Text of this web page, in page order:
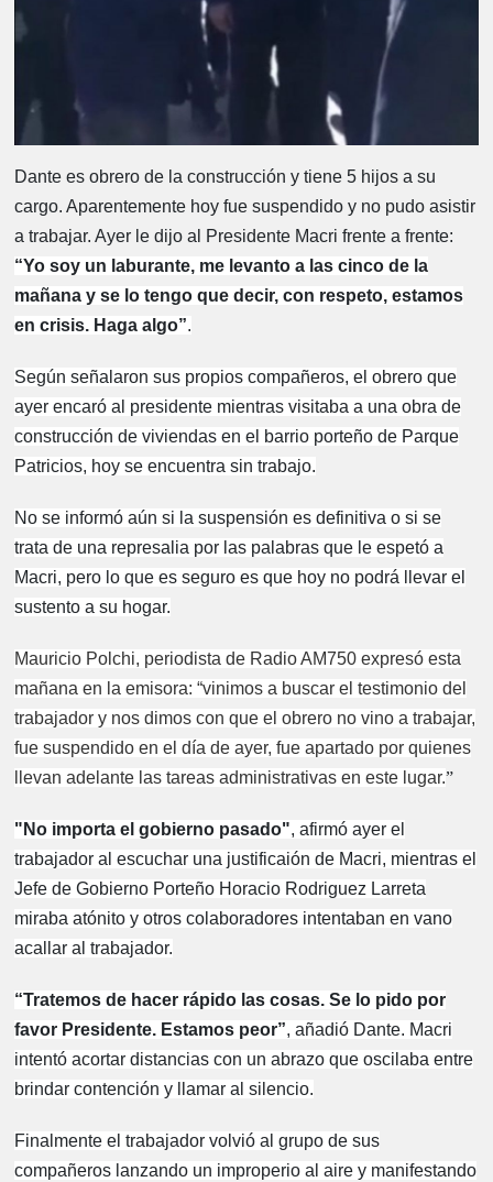
Dante es obrero de la construcción y tiene 5 hijos a su
cargo. Aparentemente hoy fue suspendido y no pudo asistir
a trabajar. Ayer le dijo al Presidente Macri frente a frente:
“Yo soy un laburante, me levanto a las cinco de la
mañana y se lo tengo que decir, con respeto, estamos
en crisis. Haga algo”.
Según señalaron sus propios compañeros, el obrero que
ayer encaró al presidente mientras visitaba a una obra de
construcción de viviendas en el barrio porteño de Parque
Patricios, hoy se encuentra sin trabajo.
No se informó aún si la suspensión es definitiva o si se
trata de una represalia por las palabras que le espetó a
Macri, pero lo que es seguro es que hoy no podrá llevar el
sustento a su hogar.
Mauricio Polchi, periodista de Radio AM750 expresó esta
mañana en la emisora: “vinimos a buscar el testimonio del
trabajador y nos dimos con que el obrero no vino a trabajar,
fue suspendido en el día de ayer, fue apartado por quienes
llevan adelante las tareas administrativas en este lugar.”
"No importa el gobierno pasado", afirmó ayer el
trabajador al escuchar una justificaión de Macri, mientras el
Jefe de Gobierno Porteño Horacio Rodriguez Larreta
miraba atónito y otros colaboradores intentaban en vano
acallar al trabajador.
“Tratemos de hacer rápido las cosas. Se lo pido por
favor Presidente. Estamos peor”, añadió Dante. Macri
intentó acortar distancias con un abrazo que oscilaba entre
brindar contención y llamar al silencio.
Finalmente el trabajador volvió al grupo de sus
compañeros lanzando un improperio al aire y manifestando